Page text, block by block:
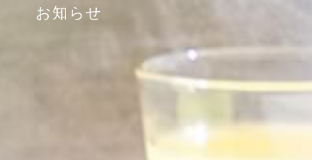
お知らせ